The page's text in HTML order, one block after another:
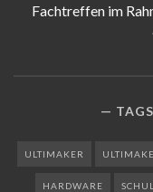
Fachtreffen im
ULTIMAKER
HARDWARE